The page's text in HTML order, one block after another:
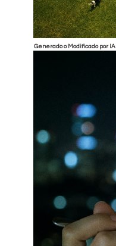
Generado o Modificado por IA